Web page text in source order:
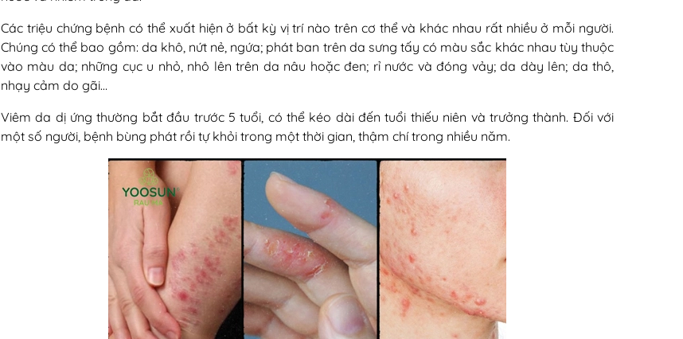
Các triệu chứng bệnh có thể xuất hiện ở bất kỳ vị trí nào trên cơ thể và khác nhau rất nhiều ở mỗi người.
Chúng có thể bao gồm: da khô, nứt nẻ, ngứa; phát ban trên da sưng tấy có màu sắc khác nhau tùy thuộc
vào màu da; những cục u nhỏ, nhô lên trên da nâu hoặc đen; rỉ nước và đóng vảy; da dày lên; da thô,
nhạy cảm do gãi…
Viêm da dị ứng thường bắt đầu trước 5 tuổi, có thể kéo dài đến tuổi thiếu niên và trưởng thành. Đối với
một số người, bệnh bùng phát rồi tự khỏi trong một thời gian, thậm chí trong nhiều năm.